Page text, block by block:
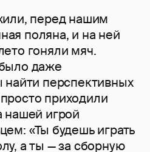
перед нашим
поляна, и на ней
гоняли мяч.
даже
найти перспективных
приходили
нашей игрой
«Ты будешь играть
а ты — за сборную